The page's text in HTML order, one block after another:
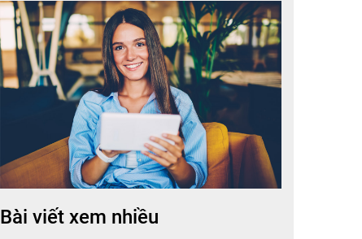
Bài viết xem nhiều